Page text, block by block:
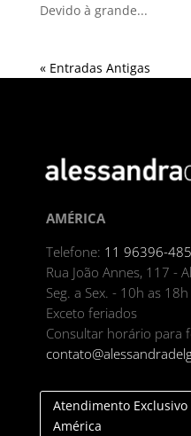
Devido à grande...
« Entradas Antigas
AMÉRICA
Telefone: 11 96396-
Rua João Annes, 117 -
Seg. a Sex. - 10h as
Exceto feriados
Consultar horário para
Atendimento Exclusivo
América